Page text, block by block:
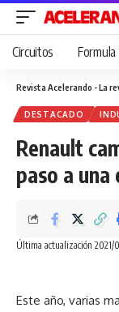
Circuitos Formula
Revista Acelerando - La
DESTACADO
Renault
paso a
Última actualización 2021/
Este año, varias